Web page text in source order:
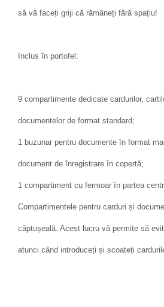
să vă faceți griji că rămâneți fără spațiu!
Inclus în portofel:
9 compartimente dedicate cardurilor,
documentelor de format standard;
1 buzunar pentru documente în format
document de înregistrare în copertă;
1 compartiment cu fermoar în partea
Compartimentele pentru carduri și
căptușeală. Acest lucru vă permite să
atunci când introduceți și scoateți